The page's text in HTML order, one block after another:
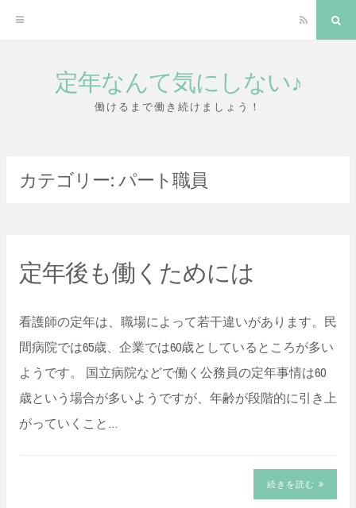
RSS
定年なんて気にしない♪
働けるまで働き続けましょう！
カテゴリー:パート職員
定年後も働くためには
看護師の定年は、職場によって若干違いがあります。民
間病院では65歳、企業では60歳としているところが多い
ようです。 国立病院などで働く公務員の定年事情は60
歳という場合が多いようですが、年齢が段階的に引き上
がっていくこと…
続きを読む